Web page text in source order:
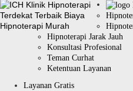
Hipnoterapi Jarak Jauh
Konsultasi Profesional
Teman Curhat
Ketentuan Layanan
Layanan Gratis